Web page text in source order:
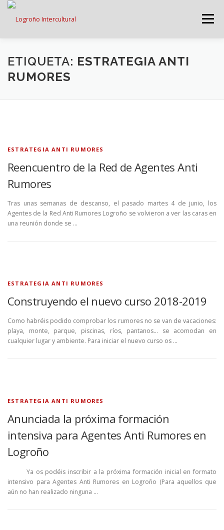
Saltar
Menú
LOGROÑO INTERCULTURAL
RECURSOS PUNTO DE ACOGIDA
ETIQUETA: ESTRATEGIA ANTI
RUMORES
ESTRATEGIA ANTI RUMORES
Reencuentro de la Red de Agentes Anti
Rumores
Tras unas semanas de descanso, el pasado martes 4 de junio, los
Agentes de la Red Anti Rumores Logroño se volvieron a ver las caras en
una reunión donde se …
ESTRATEGIA ANTI RUMORES
Construyendo el nuevo curso 2018-2019
Como habréis podido comprobar los rumores no se van de vacaciones:
playa, monte, parque, piscinas, ríos, pantanos… se acomodan en
cualquier lugar y ambiente. Para iniciar el nuevo curso os …
ESTRATEGIA ANTI RUMORES
Anunciada la próxima formación
intensiva para Agentes Anti Rumores en
Logroño
Ya os podéis inscribir a la próxima formación inicial en formato
intensivo para Agentes Anti Rumores en Logroño (Para aquellos que
aún no han realizado ninguna …